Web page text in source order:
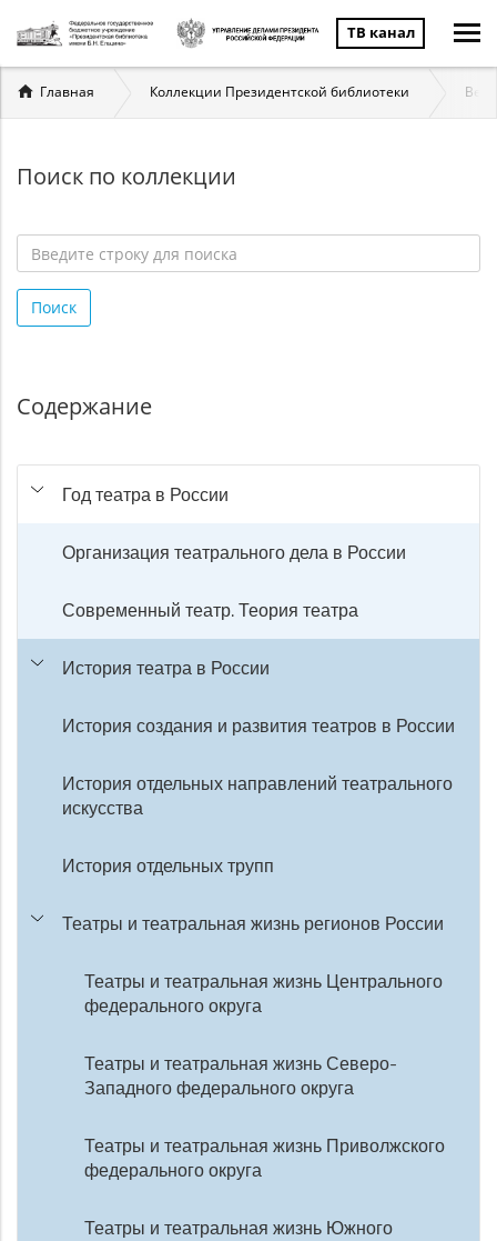
ТВ канал
Вы
здесь
Главная Коллекции Президентской библиотеки
Поиск по коллекции
строку
для
Поиск
Содержание
Год театра в России
Организация театрального дела в России
Современный театр. Теория театра
История театра в России
История создания и развития театров в России
История отдельных направлений театрального
искусства
История отдельных трупп
Театры и театральная жизнь регионов России
Театры и театральная жизнь Центрального
федерального округа
Театры и театральная жизнь Северо-
Западного федерального округа
Театры и театральная жизнь Приволжского
федерального округа
Театры и театральная жизнь Южного